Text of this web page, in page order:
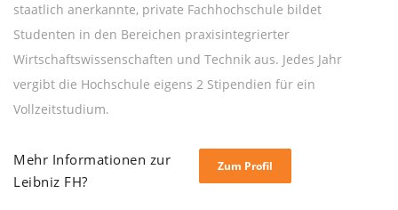
staatlich anerkannte, private Fachhochschule bildet
Studenten in den Bereichen praxisintegrierter
Wirtschaftswissenschaften und Technik aus. Jedes Jahr
vergibt die Hochschule eigens 2 Stipendien für ein
Vollzeitstudium.
Mehr Informationen zur
Leibniz FH?
Zum Profil